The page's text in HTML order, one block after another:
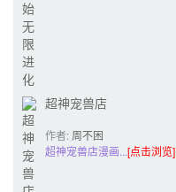
超神宠兽店
作者: 周不困
超神宠兽店漫画...[点击浏览]